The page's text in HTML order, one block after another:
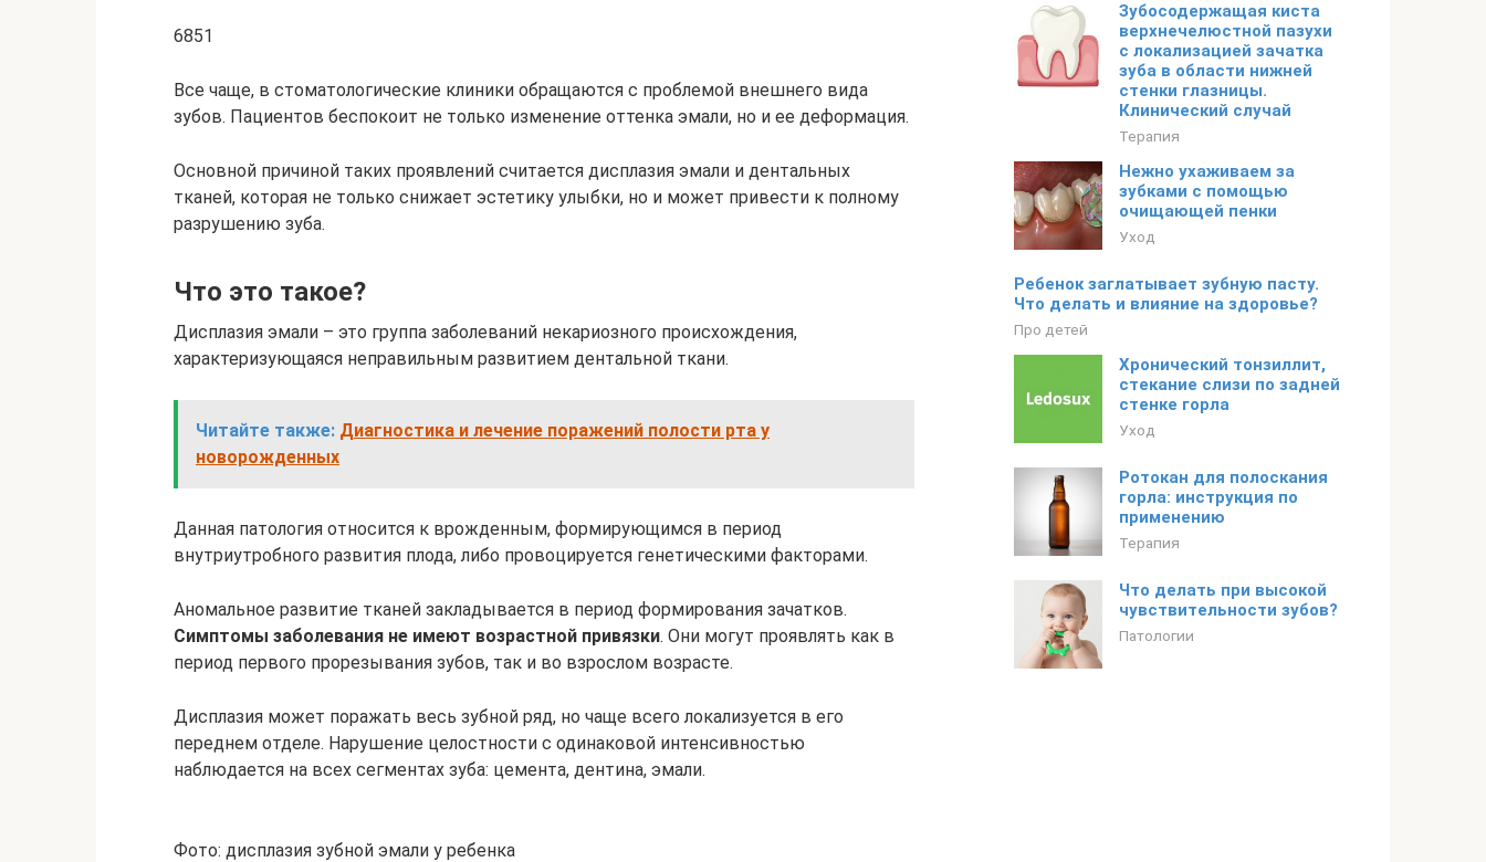
6851
Все чаще, в стоматологические клиники обращаются с проблемой внешнего вида
зубов. Пациентов беспокоит не только изменение оттенка эмали, но и ее деформация.
Основной причиной таких проявлений считается дисплазия эмали и дентальных
тканей, которая не только снижает эстетику улыбки, но и может привести к полному
разрушению зуба.
Что это такое?
Дисплазия эмали – это группа заболеваний некариозного происхождения,
характеризующаяся неправильным развитием дентальной ткани.
Читайте также: Диагностика и лечение поражений полости рта у
новорожденных
Данная патология относится к врожденным, формирующимся в период
внутриутробного развития плода, либо провоцируется генетическими факторами.
Аномальное развитие тканей закладывается в период формирования зачатков.
Симптомы заболевания не имеют возрастной привязки. Они могут проявлять как в
период первого прорезывания зубов, так и во взрослом возрасте.
Дисплазия может поражать весь зубной ряд, но чаще всего локализуется в его
переднем отделе. Нарушение целостности с одинаковой интенсивностью
наблюдается на всех сегментах зуба: цемента, дентина, эмали.
Фото: дисплазия зубной эмали у ребенка
Зубосодержащая киста
верхнечелюстной пазухи
с локализацией зачатка
зуба в области нижней
стенки глазницы.
Клинический случай
Терапия
Нежно ухаживаем за
зубками с помощью
очищающей пенки
Уход
Ребенок заглатывает зубную пасту.
Что делать и влияние на здоровье?
Про детей
Хронический тонзиллит,
стекание слизи по задней
стенке горла
Уход
Ротокан для полоскания
горла: инструкция по
применению
Терапия
Что делать при высокой
чувствительности зубов?
Патологии